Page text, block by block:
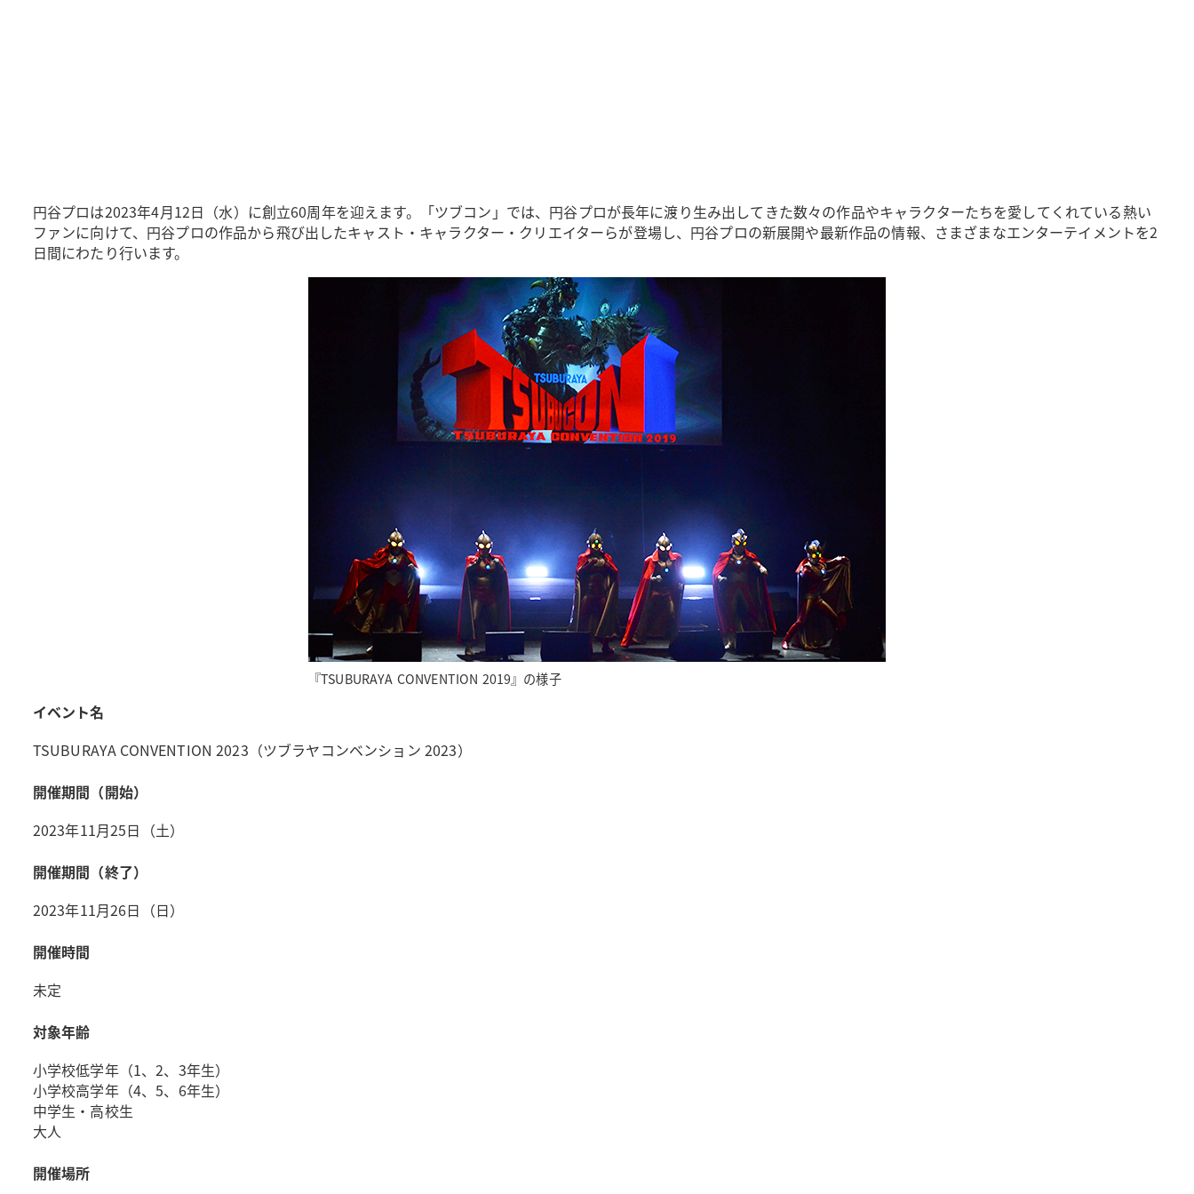
円谷プロは2023年4月12日（水）に創立60周年を迎えます。「ツブコン」では、円谷プロが長年に渡り生み出してきた数々の作品やキャラクターたちを愛してくれている熱い
ファンに向けて、円谷プロの作品から飛び出したキャスト・キャラクター・クリエイターらが登場し、円谷プロの新展開や最新作品の情報、さまざまなエンターテイメントを2
日間にわたり行います。
『TSUBURAYA CONVENTION 2019』の様子
イベント名
TSUBURAYA CONVENTION 2023（ツブラヤコンベンション 2023）
開催期間（開始）
2023年11月25日（土）
開催期間（終了）
2023年11月26日（日）
開催時間
未定
対象年齢
小学校低学年（1、2、3年生）
小学校高学年（4、5、6年生）
中学生・高校生
大人
開催場所